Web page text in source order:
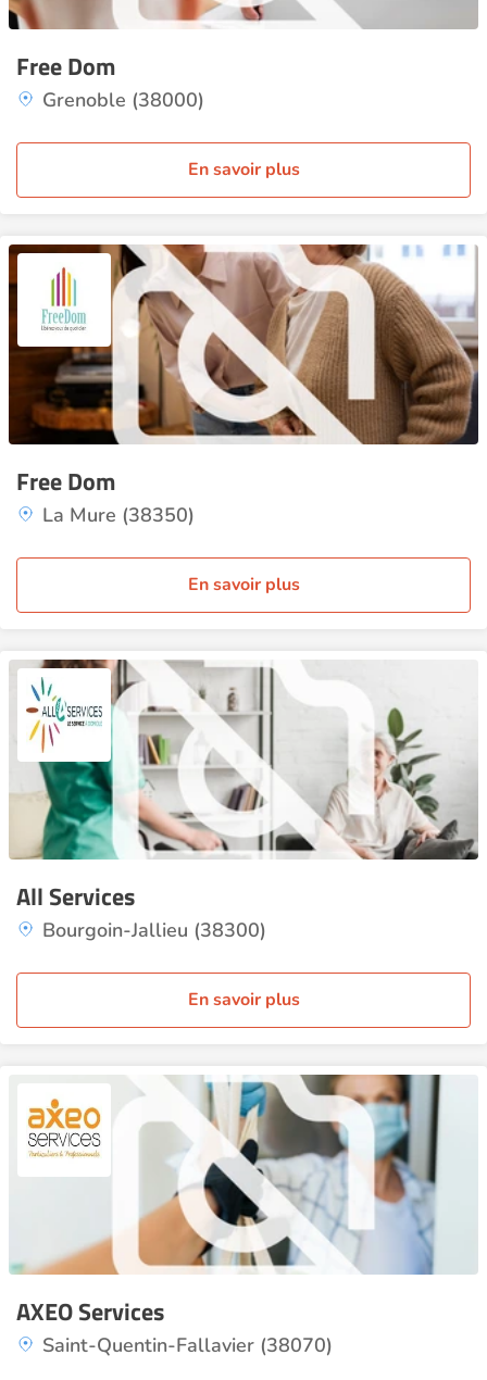
Free Dom
Grenoble (38000)
En savoir plus
Free Dom
La Mure (38350)
En savoir plus
All Services
Bourgoin-Jallieu (38300)
En savoir plus
AXEO Services
Saint-Quentin-Fallavier (38070)